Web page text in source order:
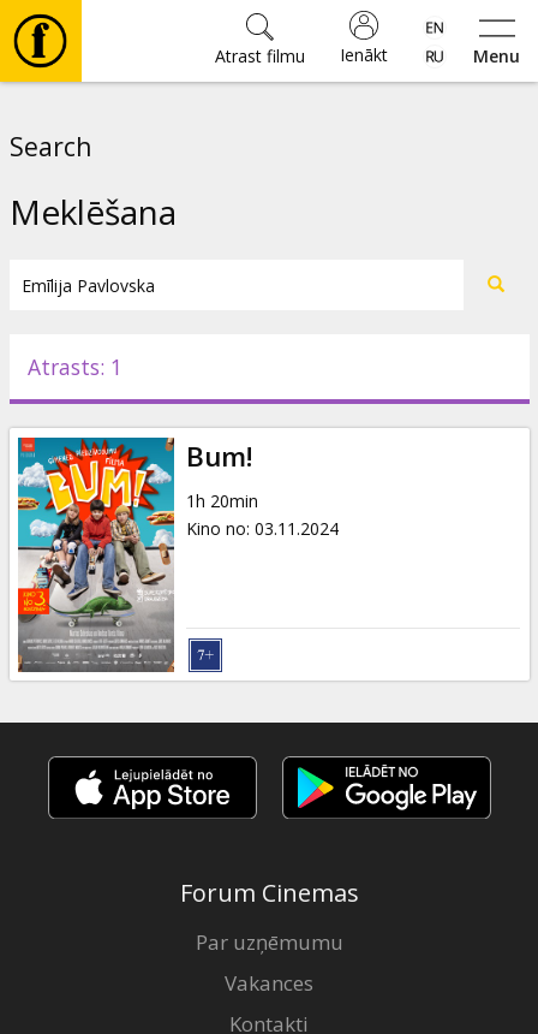
Menu
Ienākt
Atrast filmu
Pasākumi
Ziņas
Dāvanu
kartes
Uzkodas
B2B
Kino
Klubs
Search
Meklēšana
Atrasts: 1
Bum!
1h 20min
Kino no: 03.11.2024
Forum Cinemas
Par uzņēmumu
Vakances
Kontakti